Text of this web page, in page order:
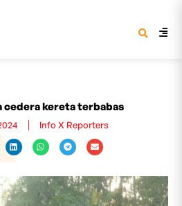
cedera kereta terbabas
Info X Reporters